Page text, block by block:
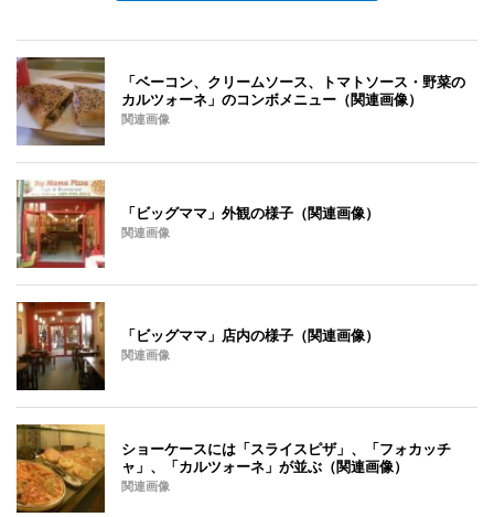
「ベーコン、クリームソース、トマトソース・野菜の
カルツォーネ」のコンボメニュー（関連画像）
関連画像
「ビッグママ」外観の様子（関連画像）
関連画像
「ビッグママ」店内の様子（関連画像）
関連画像
ショーケースには「スライスピザ」、「フォカッチ
ャ」、「カルツォーネ」が並ぶ（関連画像）
関連画像